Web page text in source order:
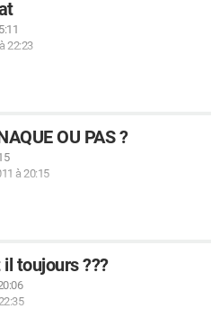
22:23
OU PAS ?
à 20:15
toujours ???